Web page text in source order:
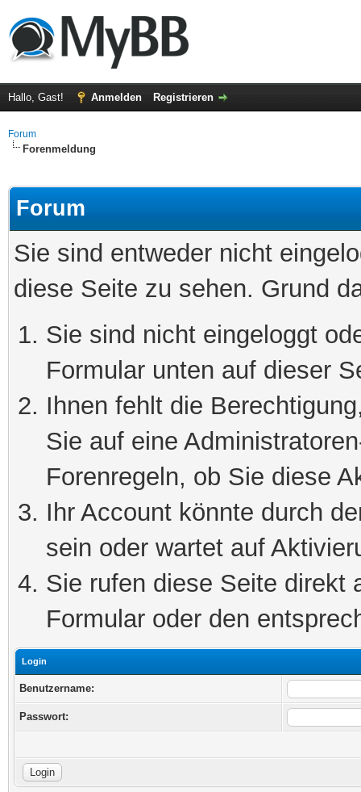
Hallo, Gast! Anmelden Registrieren
Forum
Forenmeldung
Forum
Sie sind entweder nicht
diese Seite zu sehen. Grund
Sie sind nicht eingeloggt
Formular unten auf dieser
Ihnen fehlt die
Sie auf eine
Forenregeln, ob Sie diese
Ihr Account könnte durch
sein oder wartet auf
Sie rufen diese Seite direkt
Formular oder den
Login
Benutzername:
Passwort: